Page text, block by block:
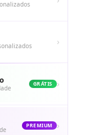
›
GRÁTIS ›
PREMIUM ›